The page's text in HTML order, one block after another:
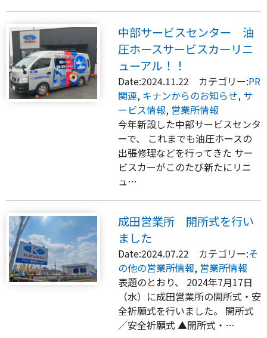
中部サービスセンター 油
圧ホースサービスカーリニ
ューアル！！
Date:2024.11.22 カテゴリー:PR
関連, キナンからのお知らせ, サ
ービス情報, 営業所情報
今年新設した中部サービスセンタ
ーで、 これまでも油圧ホースの
出張修理などを行ってきた サー
ビスカーがこのたび新たにリニ
ュ…
成田営業所 開所式を行い
ました
Date:2024.07.22 カテゴリー:そ
の他の営業所情報, 営業所情報
表題のとおり、 2024年7月17日
（水）に成田営業所の開所式・安
全祈願式を行いました。 開所式
／安全祈願式 ▲開所式・…